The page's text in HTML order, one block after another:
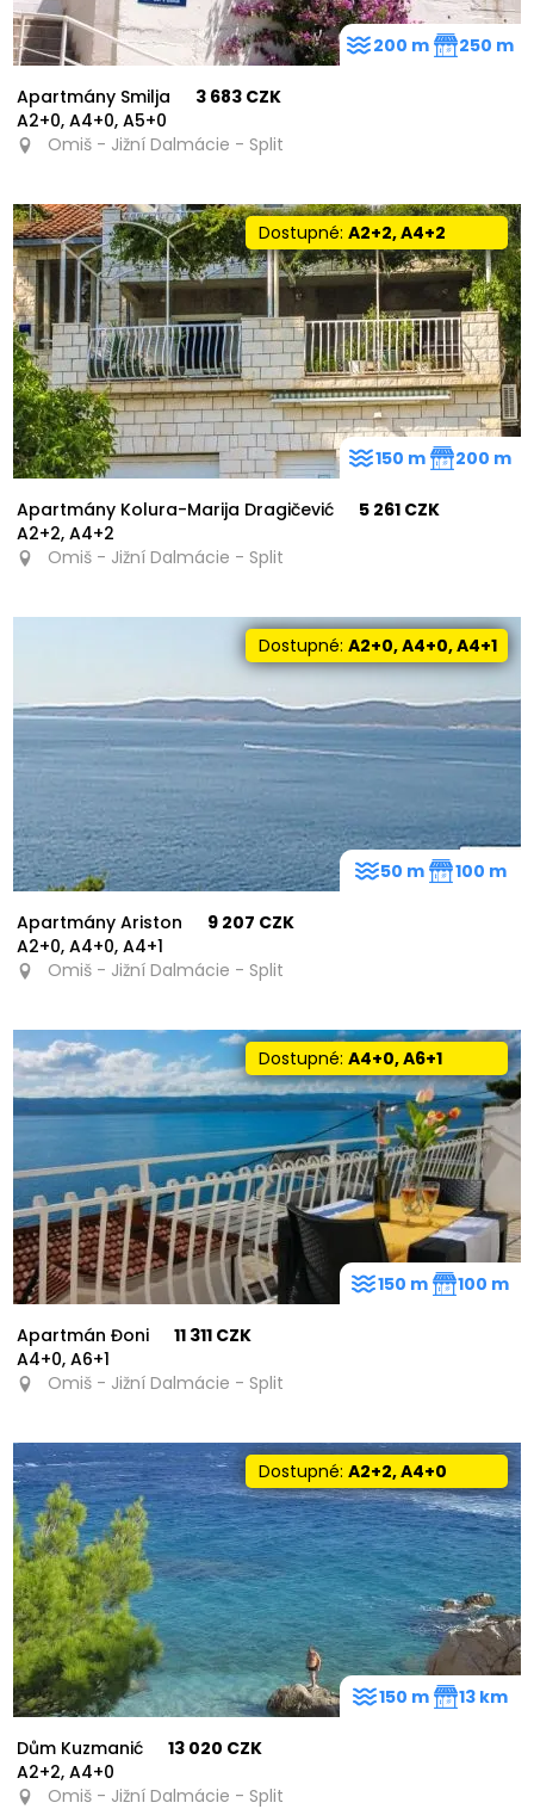
Apartmány Smilja
A2+0, A4+0, A5+0
3 683 CZK
Omiš - Jižní Dalmácie - Split
200 m 250 m
Dostupné:A2+2, A4+2
Apartmány Kolura-Marija Dragičević
A2+2, A4+2
5 261 CZK
Omiš - Jižní Dalmácie - Split
150 m 200 m
Dostupné:A2+0, A4+0, A4+1
Apartmány Ariston
A2+0, A4+0, A4+1
9 207 CZK
Omiš - Jižní Dalmácie - Split
50 m 100 m
Dostupné:A4+0, A6+1
Apartmán Đoni
A4+0, A6+1
11 311 CZK
Omiš - Jižní Dalmácie - Split
150 m 100 m
Dostupné:A2+2, A4+0
Dům Kuzmanić
A2+2, A4+0
13 020 CZK
Omiš - Jižní Dalmácie - Split
150 m 13 km